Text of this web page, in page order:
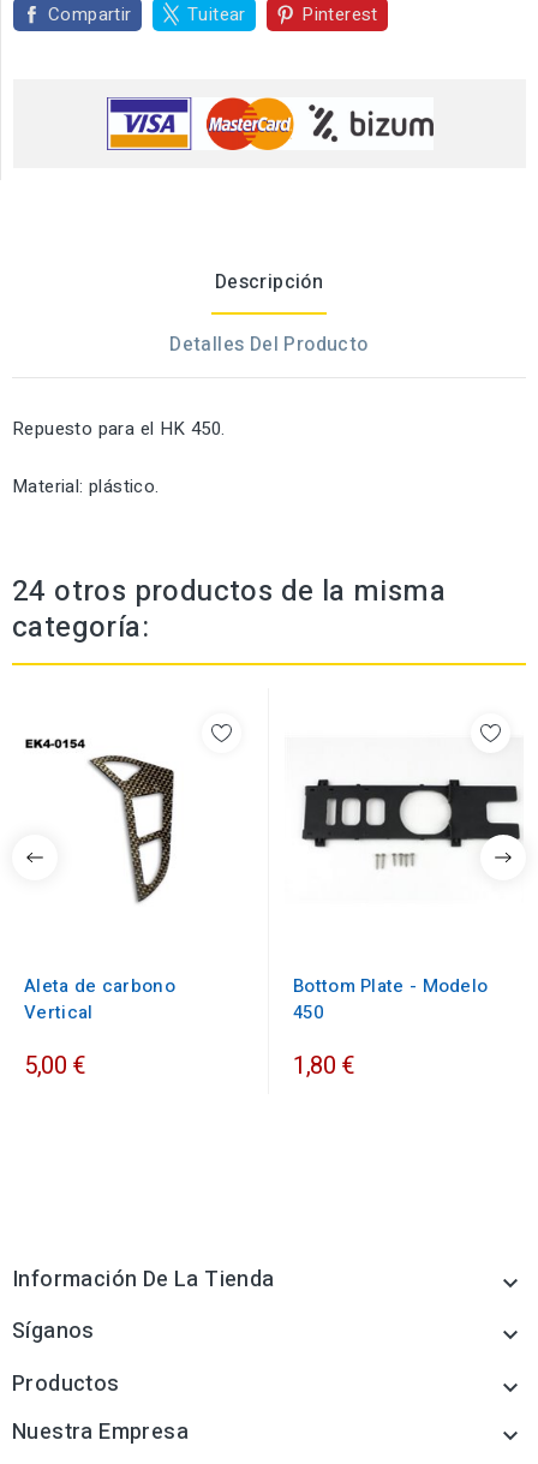
Compartir Tuitear Pinterest
Descripción
Detalles Del Producto
Repuesto para el HK 450.
Material: plástico.
24 otros productos de la misma
categoría:
Aleta de carbono
Vertical
5,00 €
Bottom Plate - Modelo
450
1,80 €
Información De La Tienda 
Síganos 
Productos 
Nuestra Empresa 